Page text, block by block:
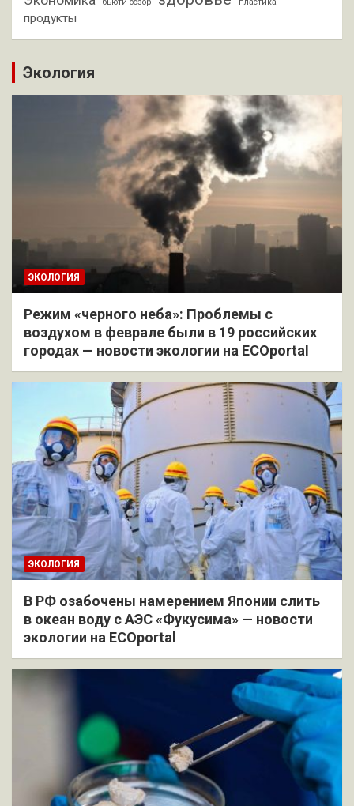
продукты
Экология
ЭКОЛОГИЯ
Режим «черного неба»: Проблемы с
воздухом в феврале были в 19 российских
городах — новости экологии на ECOportal
ЭКОЛОГИЯ
В РФ озабочены намерением Японии слить
в океан воду с АЭС «Фукусима» — новости
экологии на ECOportal